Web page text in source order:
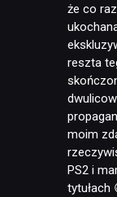
że co
reszta
moim
PS2 i
tytułach